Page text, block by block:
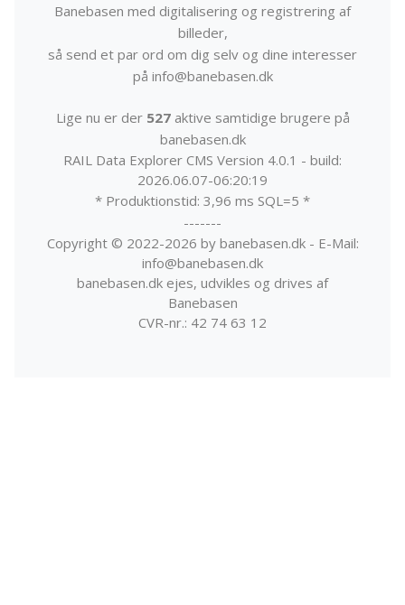
Banebasen med digitalisering og registrering af
billeder,
så send et par ord om dig selv og dine interesser
på info@banebasen.dk
Lige nu er der 527aktive samtidige brugere på
banebasen.dk
RAIL Data Explorer CMS Version 4.0.1 - build:
2026.06.07-06:20:19
* Produktionstid: 3,96 ms SQL=5 *
-------
Copyright © 2022-2026 by banebasen.dk - E-Mail:
info@banebasen.dk
banebasen.dk ejes, udvikles og drives af
Banebasen
CVR-nr.: 42 74 63 12